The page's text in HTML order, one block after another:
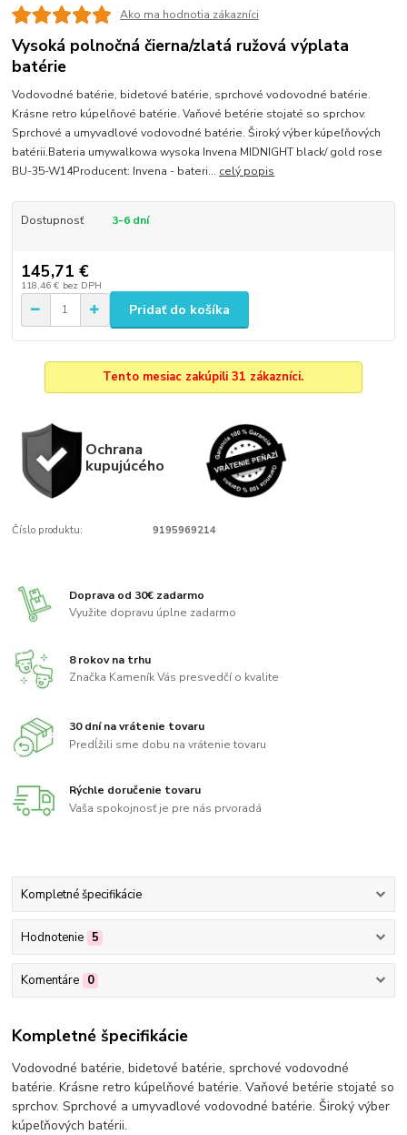
Ako ma hodnotia zákazníci
Vysoká polnočná čierna/zlatá ružová výplata
batérie
Vodovodné batérie, bidetové batérie, sprchové vodovodné batérie.
Krásne retro kúpelňové batérie. Vaňové betérie stojaté so sprchov.
Sprchové a umyvadlové vodovodné batérie. Široký výber kúpeľňových
batérii.Bateria umywalkowa wysoka Invena MIDNIGHT black/ gold rose
BU-35-W14Producent: Invena - bateri... celý popis
Dostupnosť 3-6 dní
145,71 €
118,46 € bez DPH
Pridať do košíka
Tento mesiac zakúpili 31 zákazníci.
Ochrana
kupujúcého
Číslo produktu: 9195969214
Doprava od 30€ zadarmo
Využite dopravu úplne zadarmo
8 rokov na trhu
Značka Kameník Vás presvedčí o kvalite
30 dní na vrátenie tovaru
Predĺžili sme dobu na vrátenie tovaru
Rýchle doručenie tovaru
Vaša spokojnosť je pre nás prvoradá
Kompletné špecifikácie
Hodnotenie 5
Komentáre 0
Kompletné špecifikácie
Vodovodné batérie, bidetové batérie, sprchové vodovodné
batérie. Krásne retro kúpelňové batérie. Vaňové betérie stojaté so
sprchov. Sprchové a umyvadlové vodovodné batérie. Široký výber
kúpeľňových batérii.